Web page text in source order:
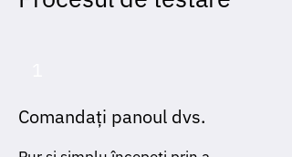
Comandați panoul dvs.